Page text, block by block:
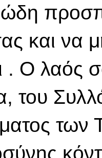
και να
Ο λαός
του